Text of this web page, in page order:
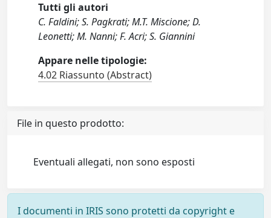
Tutti gli autori
C. Faldini; S. Pagkrati; M.T. Miscione; D.
Leonetti; M. Nanni; F. Acri; S. Giannini
Appare nelle tipologie:
4.02 Riassunto (Abstract)
File in questo prodotto:
Eventuali allegati, non sono esposti
I documenti in IRIS sono protetti da copyright e